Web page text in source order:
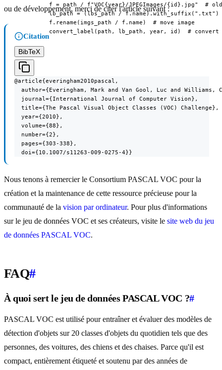
f = path / f"VOC{year}/JPEGImages/{id}.jpg"  #
lb_path = (lbs_path / f.name).with_suffix(".txt")
          f.rename(imgs_path / f.name)  # move image
convert_label(path, lb_path, year, id)  # convert
ou de développement, merci de citer l'article suivant :
Citation
BibTeX
@article{everingham2010pascal,
author={Everingham, Mark and Van Gool, Luc and Williams,
  journal={International Journal of Computer Vision},
  title={The Pascal Visual Object Classes (VOC) Challenge},
  year={2010},
  volume={88},
  number={2},
  pages={303-338},
  doi={10.1007/s11263-009-0275-4}}
Nous tenons à remercier le Consortium PASCAL VOC pour la
création et la maintenance de cette ressource précieuse pour la
communauté de la vision par ordinateur. Pour plus d'informations
sur le jeu de données VOC et ses créateurs, visite le site web du jeu
de données PASCAL VOC.
FAQ#
À quoi sert le jeu de données PASCAL VOC ?#
PASCAL VOC est utilisé pour entraîner et évaluer des modèles de
détection d'objets sur 20 classes d'objets du quotidien tels que des
personnes, des voitures, des chiens et des chaises. Parce qu'il est
compact, entièrement étiqueté et soutenu par des années de